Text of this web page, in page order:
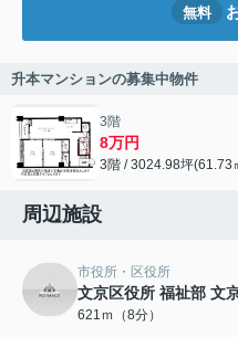
無料
升本マンションの募集中物件
3階
8万円
3階 / 3024.98坪(61.73
周辺施設
市役所・区役所
文京区役所 福祉部 文
621ｍ（8分）